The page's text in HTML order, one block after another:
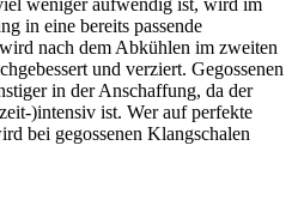
in eine bereits passende
nach dem Abkühlen im zweiten
und verziert. Gegossenen
in der Anschaffung, da der
)intensiv ist. Wer auf perfekte
bei gegossenen Klangschalen